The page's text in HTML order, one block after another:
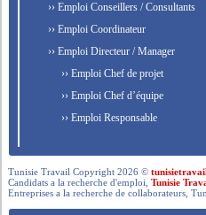
›› Emploi Conseillers / Consultants
›› Emploi Coordinateur
›› Emploi Directeur / Manager
›› Emploi Chef de projet
›› Emploi Chef d’équipe
›› Emploi Responsable
Tunisie Travail Copyright 2026 ©
Candidats a la recherche d'emploi,Tunisie
Entreprises a la recherche de collaborateurs,